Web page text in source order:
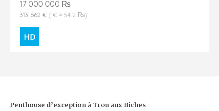
17 000 000 ₨
313 662 € (1€ ≈ 54.2 ₨)
Penthouse d’exception à Trou aux Biches